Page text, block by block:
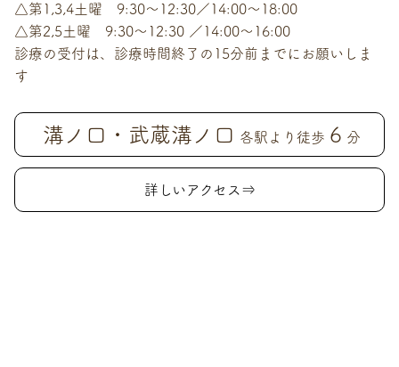
△第1,3,4土曜 9:30～12:30／14:00～18:00
△第2,5土曜 9:30～12:30 ／14:00～16:00
診療の受付は、診療時間終了の15分前までにお願いしま
す
溝ノ口・武蔵溝ノ口 各駅より徒歩 6 分
詳しいアクセス⇒